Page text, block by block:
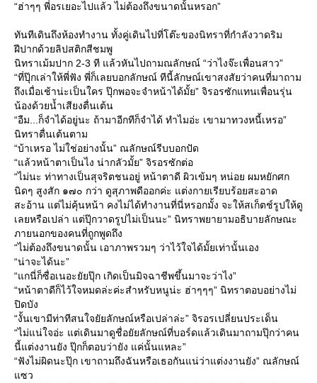
“ฮ่าๆๆ พี่อรเยอะไปแล้ว ไม่ต้องถึงขนาดนั้นหรอก”
ทันทีเดินถึงห้องทำงาน ทั้งคู่เดินไปที่โต๊ะของนิทราที่กำลังวาดริม
ฝีปากด้วยลิปสติกสีชมพู
นิทราเม้มปาก 2-3 ที แล้วหันไปถามณลักษณ์ “ว่าไงจ๊ะเพื่อนสาว”
“ที่ปุ๊กเล่าให้พี่ฟัง พี่ก็เลยบอกลักษณ์ ทีนี้ลักษณ์เขาสงสัยว่าคนที่มาถาม
ถึงเมื่อเช้าน่ะเป็นใคร ปุ๊กพอจะจำหน้าได้มั้ย” จิรอรซักแทนเพื่อนรุ่น
น้องด้วยน้ำเสียงตื่นเต้น
“อืม...ก็จำได้อยู่นะ ถ้ามาอีกทีก็จำได้ ทำไมอ่ะ เขามาทวงหนี้เหรอ”
นิทราตื่นเต้นตาม
“บ้าเหรอ ไม่ใช่อย่างนั้น” ณลักษณ์รีบบอกปัด
“แล้วหน้าตาเป็นไง น่ากลัวมั้ย” จิรอรซักต่อ
“ไม่นะ ท่าทางเป็นสุจริตชนอยู่ หน้าตาดี ผิวเข้มๆ หน่อย ผมหยักศก
นิดๆ สูงสัก ๑๗๐ กว่า ดูสุภาพดีออกค่ะ แต่งกายเรียบร้อยสะอาด
สะอ้าน แต่ไม่คุ้นหน้า คงไม่ได้ทำงานที่นี่หรอกมั้ง จะให้สเก็ตช์รูปให้ดู
เลยหรือเปล่า แต่ปุ๊กวาดรูปไม่เป็นนะ” นิทราพยายามอธิบายลักษณะ
ภายนอกของคนที่ถูกพูดถึง
“ไม่ต้องถึงขนาดนั้น เอาภาพรวมๆ ว่าไว้ใจได้มั้ยเท่านั้นเอง
“น่าจะได้นะ”
“แกนี่ก็ซื่อเนอะยัยปุ๊ก เกิดเป็นมิจฉาชีพขึ้นมาจะว่าไง”
“หน้าตาดีก็ไว้ใจหมดล่ะค่ะสำหรับหนูน่ะ ฮ่าๆๆๆ” นิทราตอบอย่างไม่
ปิดบัง
“งั้นเขามีท่าทีสนใจยัยลักษณ์หรือเปล่าล่ะ” จิรอรเปลี่ยนประเด็น
“ไม่แน่ใจอ่ะ แต่เดินมาดูชื่อยัยลักษณ์ที่บอร์ดแล้วเดินมาถามปุ๊กว่าคน
นี้แต่งงานยัง ปุ๊กก็ตอบว่ายัง แค่นั้นแหละ”
“ฟังไม่ผิดนะปุ๊ก เขาถามถึงฉันหรือเธอกันแน่ว่าแต่งงานยัง” ณลักษณ์
ซว